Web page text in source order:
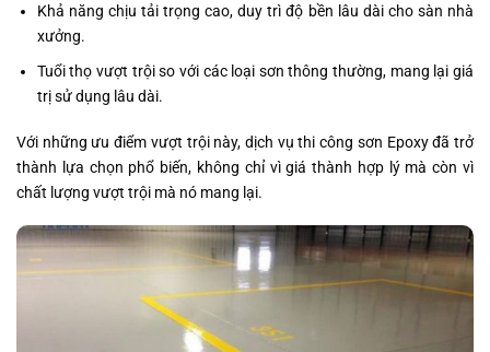
Khả năng chịu tải trọng cao, duy trì độ bền lâu dài cho sàn nhà
xưởng.
Tuổi thọ vượt trội so với các loại sơn thông thường, mang lại giá
trị sử dụng lâu dài.
Với những ưu điểm vượt trội này, dịch vụ thi công sơn Epoxy đã trở
thành lựa chọn phổ biến, không chỉ vì giá thành hợp lý mà còn vì
chất lượng vượt trội mà nó mang lại.